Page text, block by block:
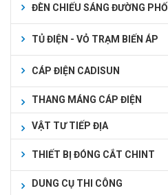
ĐÈN CHIẾU SÁNG ĐƯỜNG PHỐ
TỦ ĐIỆN - VỎ TRẠM BIẾN ÁP
CÁP ĐIỆN CADISUN
THANG MÁNG CÁP ĐIỆN
VẬT TƯ TIẾP ĐỊA
THIẾT BỊ ĐÓNG CẮT CHINT
DUNG CỤ THI CÔNG